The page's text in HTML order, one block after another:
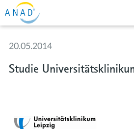
20.05.2014
Studie